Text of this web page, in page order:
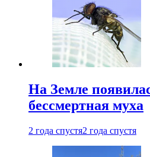
На Земле
бессмертная муха
2 года спустя2 года спустя